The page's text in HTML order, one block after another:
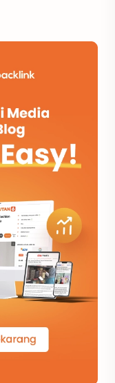
logistik
bioskop
media sosial
bisnis
parenting
transportasi